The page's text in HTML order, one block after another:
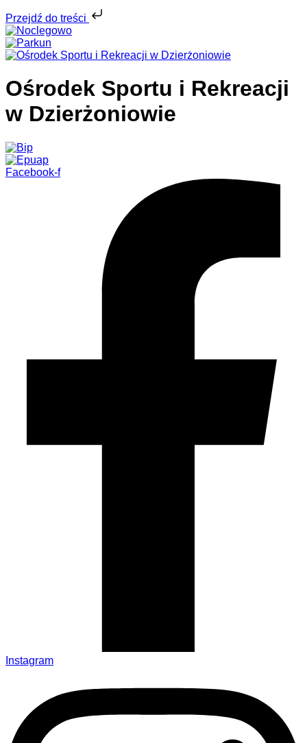
Przejdź do treści
Ośrodek Sportu i Rekreacji
w Dzierżoniowie
Facebook-f
Instagram